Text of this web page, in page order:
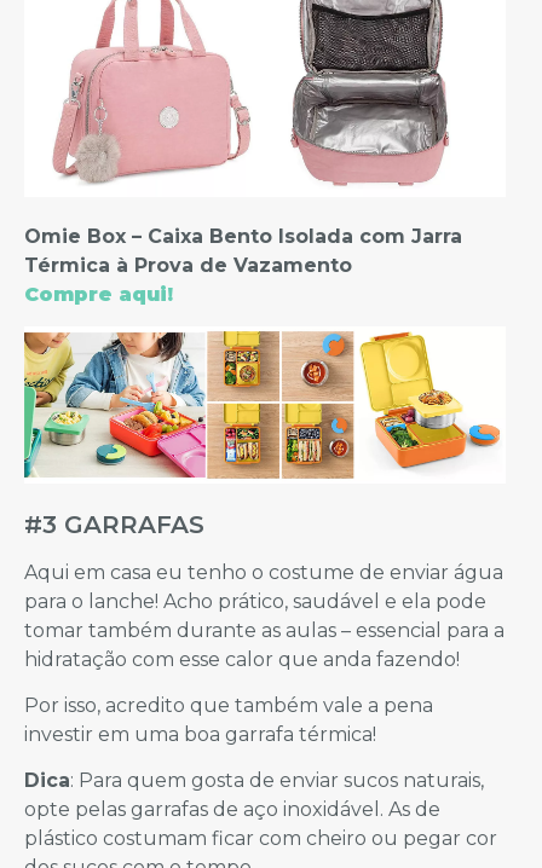
Omie Box – Caixa Bento Isolada com Jarra
Térmica à Prova de Vazamento
Compre aqui!
#3 GARRAFAS
Aqui em casa eu tenho o costume de enviar água
para o lanche! Acho prático, saudável e ela pode
tomar também durante as aulas – essencial para a
hidratação com esse calor que anda fazendo!
Por isso, acredito que também vale a pena
investir em uma boa garrafa térmica!
Dica: Para quem gosta de enviar sucos naturais,
opte pelas garrafas de aço inoxidável. As de
plástico costumam ficar com cheiro ou pegar cor